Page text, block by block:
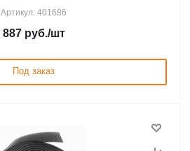
Артикул: 401686
887руб./шт
Под заказ